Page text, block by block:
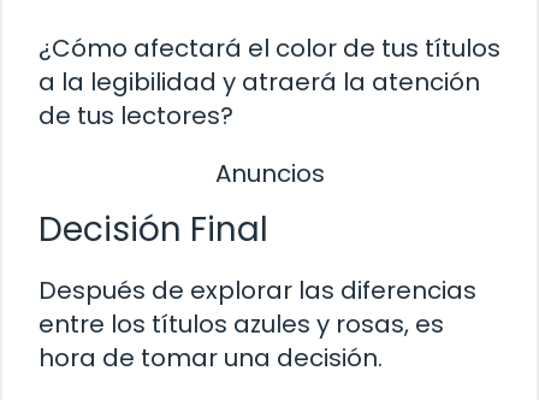
¿Cómo afectará el color de tus títulos
a la legibilidad y atraerá la atención
de tus lectores?
Anuncios
Decisión Final
Después de explorar las diferencias
entre los títulos azules y rosas, es
hora de tomar una decisión.